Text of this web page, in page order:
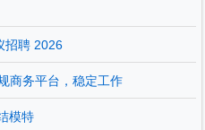
招聘 2026
商务平台，稳定工作
模特